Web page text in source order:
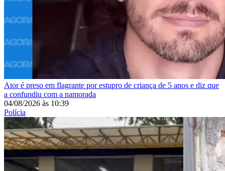
Ator é preso em flagrante por estupro de criança de 5 anos e diz que
a confundiu com a namorada
04/08/2026 às 10:39
Polícia